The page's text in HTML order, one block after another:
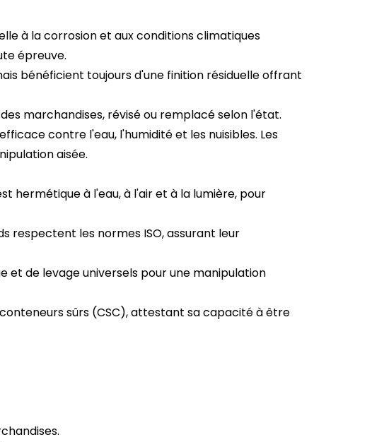
à la corrosion et aux conditions climatiques
épreuve.
bénéficient toujours d'une finition résiduelle offrant
marchandises, révisé ou remplacé selon l'état.
contre l'eau, l'humidité et les nuisibles. Les
aisée.
hermétique à l'eau, à l'air et à la lumière, pour
respectent les normes ISO, assurant leur
et de levage universels pour une manipulation
sûrs (CSC), attestant sa capacité à être